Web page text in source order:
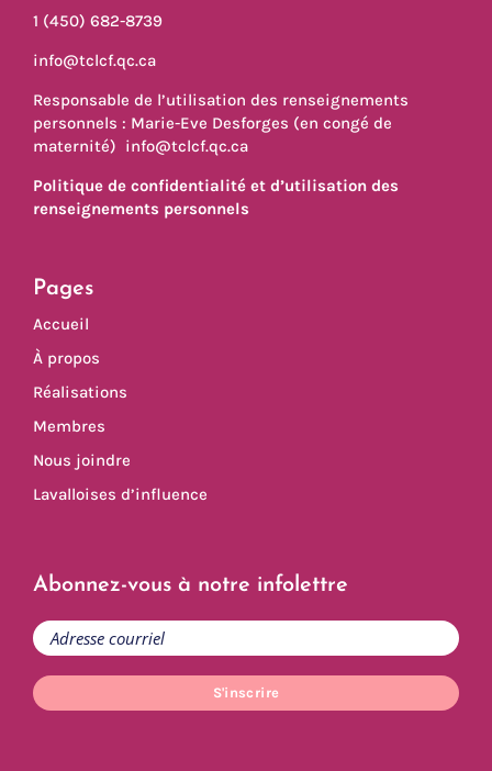
1 (450) 682-8739
info@tclcf.qc.ca
Responsable de l’utilisation des renseignements
personnels : Marie-Eve Desforges (en congé de
maternité) info@tclcf.qc.ca
Politique de confidentialité et d’utilisation des
renseignements personnels
Pages
Accueil
À propos
Réalisations
Membres
Nous joindre
Lavalloises d’influence
Abonnez-vous à notre infolettre